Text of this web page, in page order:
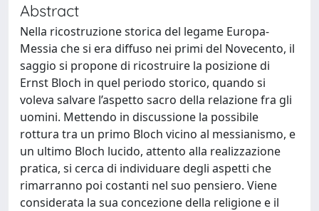
Abstract
Nella ricostruzione storica del legame Europa-
Messia che si era diffuso nei primi del Novecento, il
saggio si propone di ricostruire la posizione di
Ernst Bloch in quel periodo storico, quando si
voleva salvare l’aspetto sacro della relazione fra gli
uomini. Mettendo in discussione la possibile
rottura tra un primo Bloch vicino al messianismo, e
un ultimo Bloch lucido, attento alla realizzazione
pratica, si cerca di individuare degli aspetti che
rimarranno poi costanti nel suo pensiero. Viene
considerata la sua concezione della religione e il